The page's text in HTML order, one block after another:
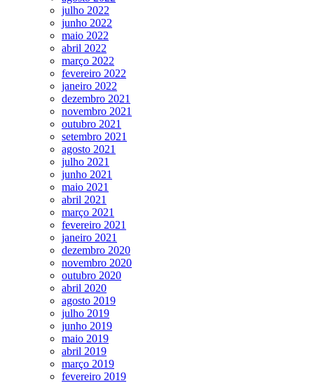
julho 2022
junho 2022
maio 2022
abril 2022
março 2022
fevereiro 2022
janeiro 2022
dezembro 2021
novembro 2021
outubro 2021
setembro 2021
agosto 2021
julho 2021
junho 2021
maio 2021
abril 2021
março 2021
fevereiro 2021
janeiro 2021
dezembro 2020
novembro 2020
outubro 2020
abril 2020
agosto 2019
julho 2019
junho 2019
maio 2019
abril 2019
março 2019
fevereiro 2019